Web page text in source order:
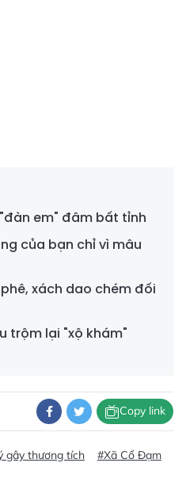
em" đâm bất tỉnh
của bạn chỉ vì mâu
xách dao chém đối
trộm lại "xộ khám"
Copy link
gây thương tích #Xã Cổ Đạm